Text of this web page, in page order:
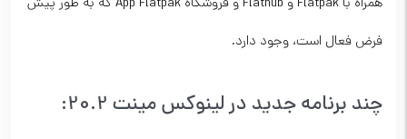
فرض فعال است، وجود دارد.
چند برنامه جدید در لینوکس مینت 20.2: